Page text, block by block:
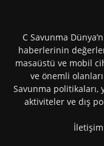
C Savunma
haberlerinin
masaüstü ve mobil
ve önemli
Savunma
aktiviteler ve dış